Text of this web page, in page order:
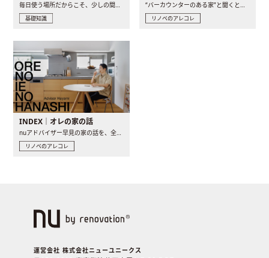
毎日使う場所だからこそ、少しの間取りの工夫や素材の選び方で..
基礎知識
“バーカウンターのある家”と聞くと、少し特別な、大人のための..
リノベのアレコレ
INDEX｜オレの家の話
nuアドバイザー早見の家の話を、全4話でお届け。リノベーションを..
リノベのアレコレ
運営会社 株式会社ニューユニークス